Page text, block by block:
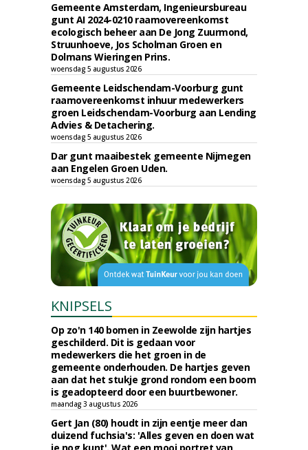
Gemeente Amsterdam, Ingenieursbureau
gunt AI 2024-0210 raamovereenkomst
ecologisch beheer aan De Jong Zuurmond,
Struunhoeve, Jos Scholman Groen en
Dolmans Wieringen Prins.
woensdag 5 augustus 2026
Gemeente Leidschendam-Voorburg gunt
raamovereenkomst inhuur medewerkers
groen Leidschendam-Voorburg aan Lending
Advies & Detachering.
woensdag 5 augustus 2026
Dar gunt maaibestek gemeente Nijmegen
aan Engelen Groen Uden.
woensdag 5 augustus 2026
KNIPSELS
Op zo'n 140 bomen in Zeewolde zijn hartjes
geschilderd. Dit is gedaan voor
medewerkers die het groen in de
gemeente onderhouden. De hartjes geven
aan dat het stukje grond rondom een boom
is geadopteerd door een buurtbewoner.
maandag 3 augustus 2026
Gert Jan (80) houdt in zijn eentje meer dan
duizend fuchsia's: 'Alles geven en doen wat